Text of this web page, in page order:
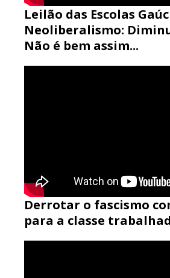
Leilão das Escolas
Neoliberalismo:
Não é bem assim...
Derrotar o fascismo
para a classe